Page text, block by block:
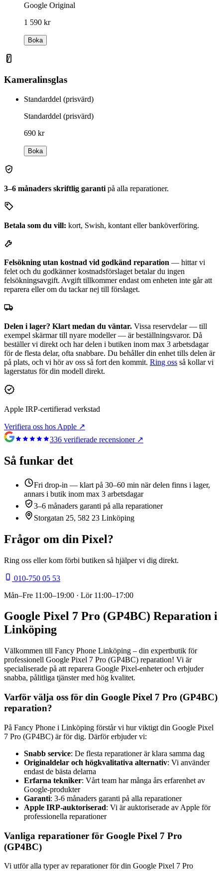
Google Original
1 590 kr
Boka
Kameralinsglas
Standarddel (prisvärd)
Standarddel (prisvärd)
690 kr
Boka
3–6 månaders skriftlig garanti på alla reparationer.
Betala som du vill: kort, Swish, kontant eller banköverföring.
Felsökning utan kostnad vid godkänd reparation — hittar vi
felet och du godkänner kostnadsförslaget betalar du ingen
felsökningsavgift. Avgift tillkommer endast om enheten inte går att
reparera eller om du tackar nej till förslaget.
Delen i lager? Klart medan du väntar. Vissa reservdelar — till
exempel skärmar till nyare modeller — är beställningsvaror. Då
beställer vi direkt och har delen i butiken inom max 3 arbetsdagar
för de flesta delar, ofta snabbare. Du behåller din enhet tills delen är
på plats, och vi hör av oss så fort den kommit. Ring oss så kollar vi
lagerstatus för din modell direkt.
Apple IRP-certifierad verkstad
Verifiera oss hos Apple ↗
336 verifierade recensioner ↗
Så funkar det
Fri drop-in — klart på 30–60 min när delen finns i lager,
annars i butik inom max 3 arbetsdagar
3–6 månaders garanti på alla reparationer
Storgatan 25, 582 23 Linköping
Frågor om din Pixel?
Ring oss eller kom förbi butiken så hjälper vi dig direkt.
010-750 05 53
Mån–Fre 11:00–19:00 · Lör 11:00–17:00
Google Pixel 7 Pro (GP4BC) Reparation i
Linköping
Välkommen till Fancy Phone Linköping – din expertbutik för
professionell Google Pixel 7 Pro (GP4BC) reparation! Vi är
specialiserade på att reparera Google Pixel-enheter och erbjuder
snabba, pålitliga tjänster med hög kvalitet.
Varför välja oss för din Google Pixel 7 Pro (GP4BC)
reparation?
På Fancy Phone i Linköping förstår vi hur viktigt din Google Pixel
7 Pro (GP4BC) är för dig. Därför erbjuder vi:
Snabb service: De flesta reparationer är klara samma dag
Originaldelar och högkvalitativa alternativ: Vi använder
endast de bästa delarna
Erfarna tekniker: Vårt team har många års erfarenhet av
Google-produkter
Garanti: 3-6 månaders garanti på alla reparationer
Apple IRP-auktoriserad: Vi är auktoriserade av Apple för
professionella reparationer
Vanliga reparationer för Google Pixel 7 Pro
(GP4BC)
Vi utför alla typer av reparationer för din Google Pixel 7 Pro